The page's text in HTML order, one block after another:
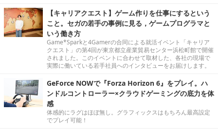
【キャリアクエスト】ゲーム作りを仕事にするという
こと。セガの若手の事例に見る，ゲームプログラマと
いう働き方
Game*Sparkと4Gamerの合同による就活イベント「キャリア
クエスト」の第4回が東京都立産業貿易センター浜松町館で開催
されました。このイベントに合わせて取材した、各社の現場で
実際に働いている若手社員へのインタビューをお届けします。
GeForce NOWで『Forza Horizon 6』をプレイ。ハ
ンドルコントローラー×クラウドゲーミングの底力を体
感
体感的にラグはほぼ無し。グラフィックスはもちろん最高設定
でプレイ可能！